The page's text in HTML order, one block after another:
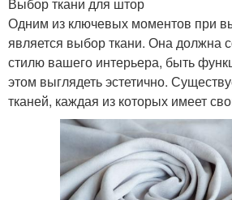
Выбор ткани для штор
Одним из ключевых моментов при
является выбор ткани. Она должна
стилю вашего интерьера, быть
этом выглядеть эстетично.
тканей, каждая из которых имеет